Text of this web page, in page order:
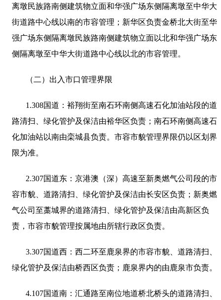
离墩民族路南侧建筑物立面和华强广场东侧隔离墩至中华大
街道路中心线以南的市容管理；新华区负责金桥北大街至华
强广场东侧隔离墩民族路南侧建筑物立面以北和华强广场东
侧隔离墩至中华大街道路中心线以北的市容管理。
（二）出入市口管理界限
1.308国道：裕翔街至南石环南侧高速石化加油站段的道
路清扫、绿化管护及保洁由裕华区负责；南石环南侧高速石
化加油站以南由栾城县负责。市容市貌管理界限仍以区划界
限为准。
2.307国道东：京港澳（深）高速至新奥燃气公司段的市
容市貌、道路清扫、绿化管护及保洁由长安区负责；新奥燃
气公司至藁城界的道路清扫、绿化管护及保洁由高新区负
责，市容市貌管理按属地由所辖行政区负责。
3.307国道西：西二环至鹿泉界的市容市貌、道路清扫、
绿化管护及保洁由桥西区负责；鹿泉界内的由鹿泉市负责。
4.107国道南：汇通路至南位地道桥北桥头的道路清扫、